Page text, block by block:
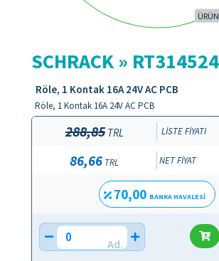
SCHRACK » RT314524
Röle, 1 Kontak 16A 24V AC PCB
Röle, 1 Kontak 16A 24V AC PCB
288,85 TRL LİSTE FİYATI
86,66 TRL NET FİYAT
70,00 BANKA HAVALESİ
Ad.